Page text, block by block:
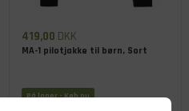
419,00 DKK
MA-1 pilotjakke til børn, Sort
På lager- Køb nu